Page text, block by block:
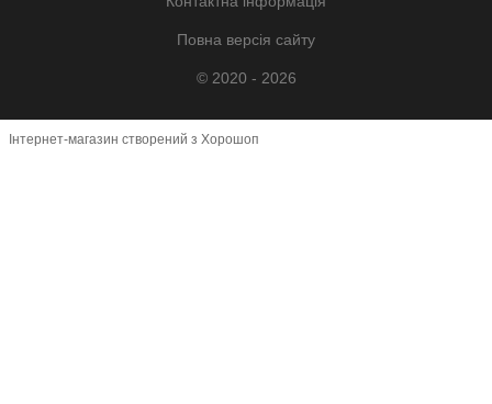
Повна версія сайту
© 2020 - 2026
Інтернет-магазин створений з Хорошоп